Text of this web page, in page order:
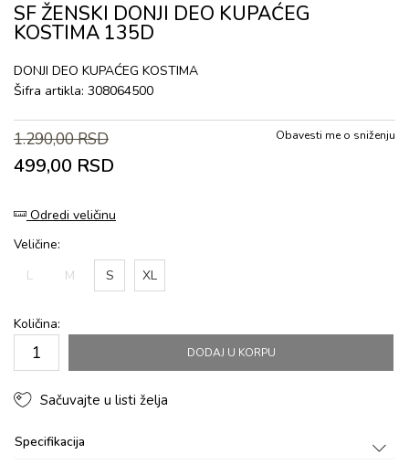
SF ŽENSKI DONJI DEO KUPAĆEG
KOSTIMA 135D
DONJI DEO KUPAĆEG KOSTIMA
Šifra artikla: 308064500
1.290,00RSD
499,00 RSD
Obavesti me o sniženju
Odredi veličinu
Veličine:
L
M S XL
Količina:
DODAJ U KORPU
Sačuvajte u listi želja
Specifikacija